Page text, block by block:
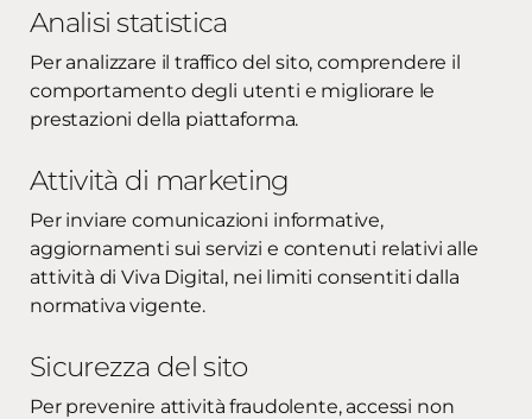
Analisi statistica
Per analizzare il traffico del sito, comprendere il
comportamento degli utenti e migliorare le
prestazioni della piattaforma.
Attività di marketing
Per inviare comunicazioni informative,
aggiornamenti sui servizi e contenuti relativi alle
attività di Viva Digital, nei limiti consentiti dalla
normativa vigente.
Sicurezza del sito
Per prevenire attività fraudolente, accessi non